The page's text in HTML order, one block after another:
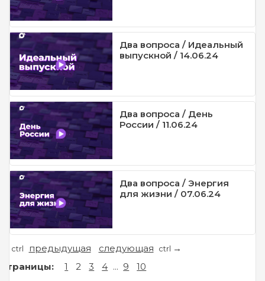
Два вопроса / Идеальный
выпускной / 14.06.24
Два вопроса / День
России / 11.06.24
Два вопроса / Энергия
для жизни / 07.06.24
ctrl предыдущая следующая ctrl →
Страницы: 1 2 3 4 ... 9 10